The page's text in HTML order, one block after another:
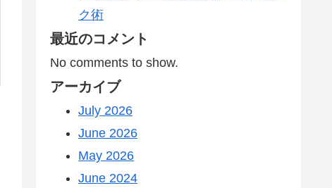
ク術
最近のコメント
No comments to show.
アーカイブ
July 2026
June 2026
May 2026
June 2024